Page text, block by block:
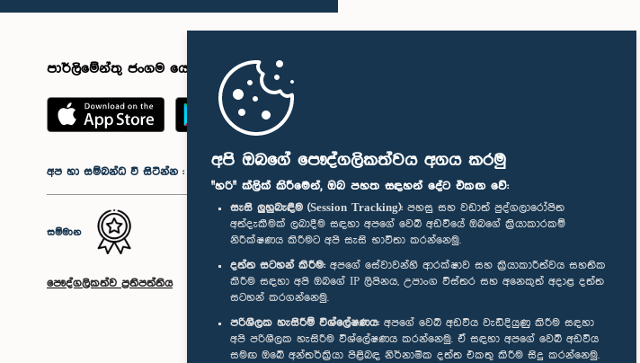
අපි ඔබගේ පෞද්ගලිකත්වය අගය කරමු
"හරි" ක්ලික් කිරීමෙන්, ඔබ පහත සඳහන් දේට එකඟ වේ:
සැසි ලුහුබැඳීම (Session Tracking): පහසු සහ වඩාත් පුද්ගලාරෝපිත
අත්දැකීමක් ලබාදීම සඳහා අපගේ වෙබ් අඩවියේ ඔබගේ ක්‍රියාකාරකම්
නිරීක්ෂණය කිරීමට අපි සැසි භාවිතා කරන්නෙමු.
දත්ත සටහන් කිරීම: අපගේ සේවාවන්හි ආරක්ෂාව සහ ක්‍රියාකාරීත්වය සහතික
කිරීම සඳහා අපි ඔබගේ IP ලිපිනය, උපාංග විස්තර සහ අනෙකුත් අදාළ දත්ත
සටහන් කරගන්නෙමු.
පරිශීලක හැසිරීම් විශ්ලේෂණය: අපගේ වෙබ් අඩවිය වැඩිදියුණු කිරීම සඳහා
අපි පරිශීලක හැසිරීම විශ්ලේෂණය කරන්නෙමු. ඒ සඳහා අපගේ වෙබ් අඩවිය
සමඟ ඔබේ අන්තර්ක්‍රියා පිළිබඳ නිර්නාමික දත්ත එකතු කිරීම සිදු කරන්නෙමු.
පාර්ලිමේන්තු ජංගම යෙදුම
අප හා සම්බන්ධ වී සිටින්න :
සම්මාන
පෞද්ගලිකත්ව ප්‍රතිපත්තිය